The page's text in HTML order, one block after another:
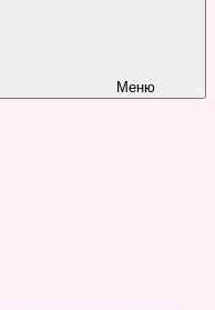
Меню